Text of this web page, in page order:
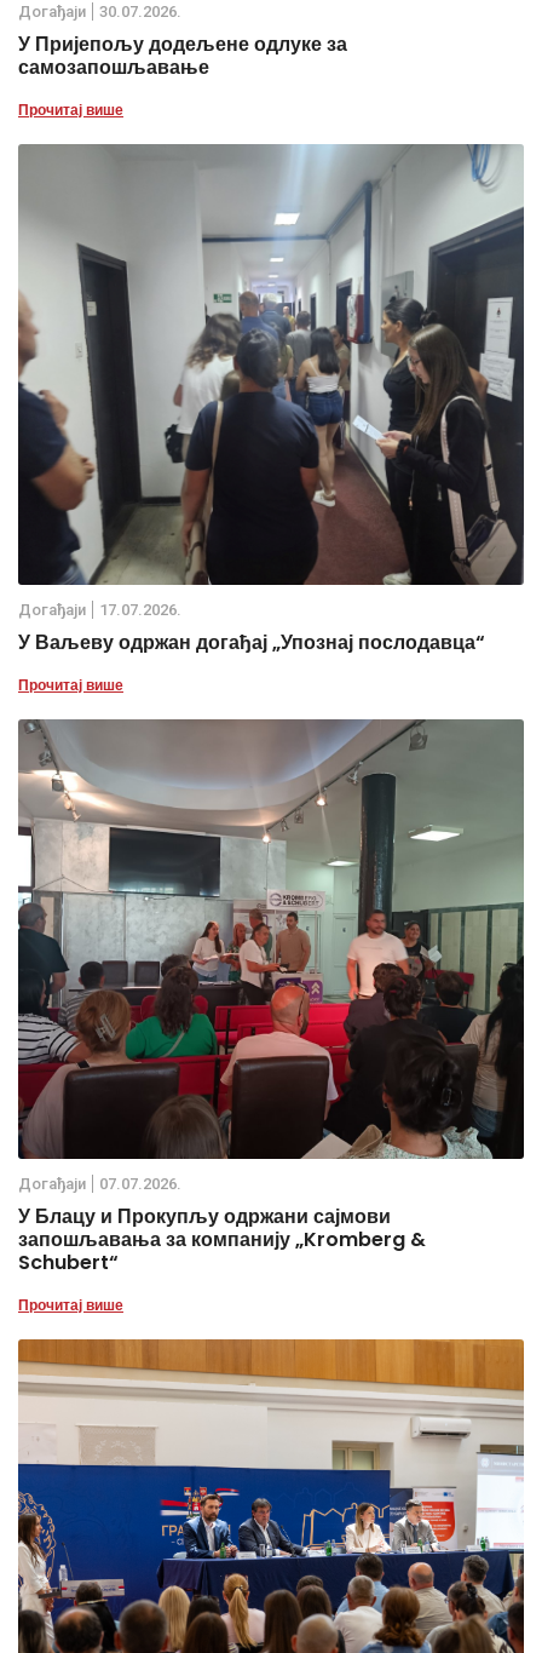
Дoгађаjи 30.07.2026.
У Пријепољу додељене одлуке за
самозапошљавање
Прочитај више
Дoгађаjи 17.07.2026.
У Ваљеву одржан догађај „Упознај послодавца“
Прочитај више
Дoгађаjи 07.07.2026.
У Блацу и Прокупљу одржани сајмови
запошљавања за компанију „Kromberg &
Schubert“
Прочитај више